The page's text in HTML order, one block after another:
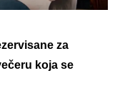
za
koja se